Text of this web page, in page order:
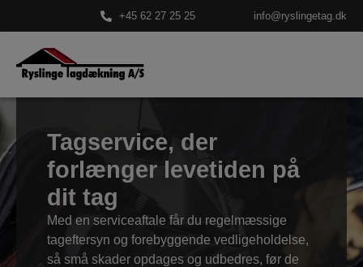
+45 62 27 25 25 info@ryslingetag.dk
Tagservice, der
forlænger levetiden på
dit tag
Med en serviceaftale får du regelmæssige
tageftersyn og forebyggende vedligeholdelse,
så små skader opdages og udbedres, før de